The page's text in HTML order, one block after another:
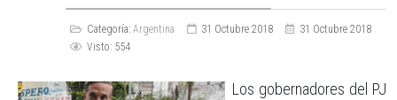
Categoría: Argentina 31 Octubre 2018
31 Octubre 2018
Visto: 554
Los gobernadores del PJ